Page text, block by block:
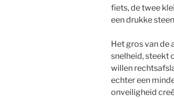
fiets, de twee
een drukke
Het gros van
snelheid, steekt
willen
echter een
onveiligheid